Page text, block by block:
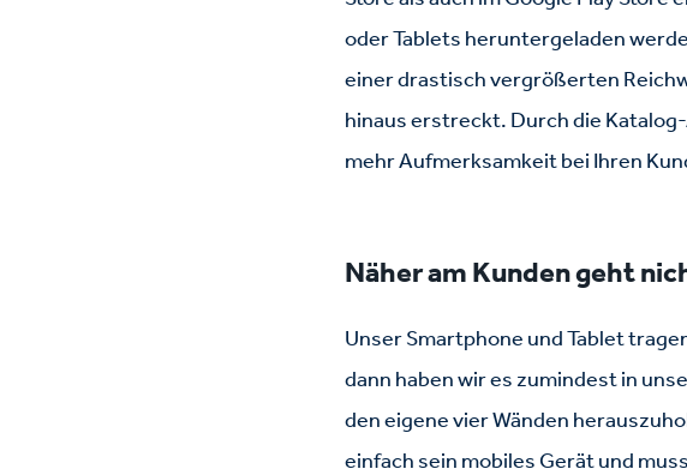
oder Tablets heruntergeladen
einer drastisch vergrößerten
hinaus erstreckt. Durch die
mehr Aufmerksamkeit bei Ihren
Näher am Kunden geht
Unser Smartphone und Tablet
dann haben wir es zumindest in
den eigene vier Wänden
einfach sein mobiles Gerät und